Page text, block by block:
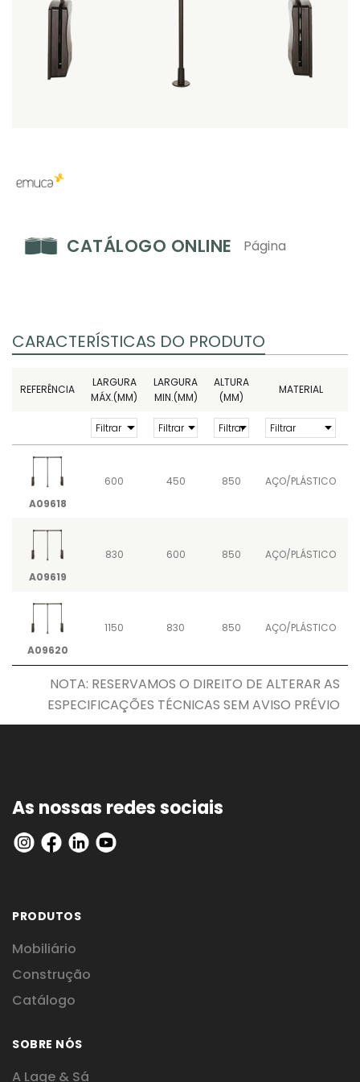
CATÁLOGO ONLINE Página
CARACTERÍSTICAS DO PRODUTO
REFERÊNCIA
LARGURA
MÁX.(MM)
LARGURA
MIN.(MM)
ALTURA
(MM)
MATERIAL
A09618
600 450 850 AÇO/PLÁSTICO
A09619
830 600 850 AÇO/PLÁSTICO
A09620
1150 830 850 AÇO/PLÁSTICO
NOTA: RESERVAMOS O DIREITO DE ALTERAR AS
ESPECIFICAÇÕES TÉCNICAS SEM AVISO PRÉVIO
As nossas redes sociais
PRODUTOS
Mobiliário
Construção
Catálogo
SOBRE NÓS
A Lage & Sá